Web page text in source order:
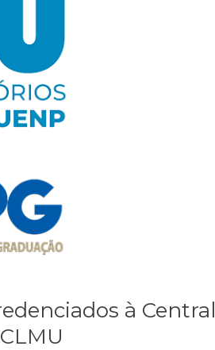
à Central